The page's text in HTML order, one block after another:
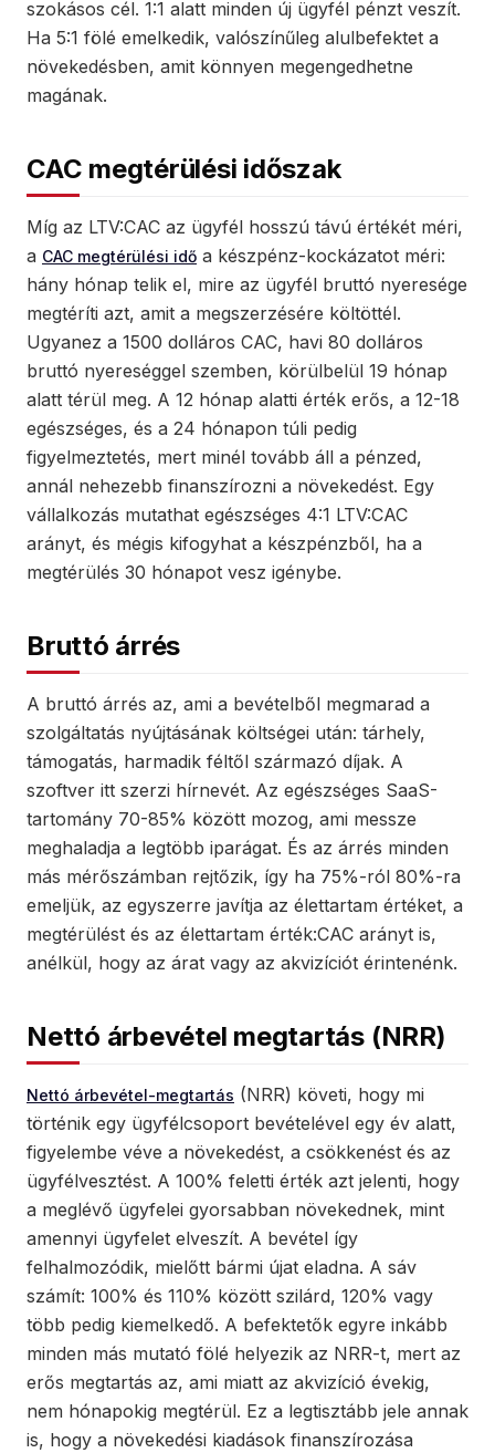
szokásos cél. 1:1 alatt minden új ügyfél pénzt veszít.
Ha 5:1 fölé emelkedik, valószínűleg alulbefektet a
növekedésben, amit könnyen megengedhetne
magának.
CAC megtérülési időszak
Míg az LTV:CAC az ügyfél hosszú távú értékét méri,
a CAC megtérülési idő a készpénz-kockázatot méri:
hány hónap telik el, mire az ügyfél bruttó nyeresége
megtéríti azt, amit a megszerzésére költöttél.
Ugyanez a 1500 dolláros CAC, havi 80 dolláros
bruttó nyereséggel szemben, körülbelül 19 hónap
alatt térül meg. A 12 hónap alatti érték erős, a 12-18
egészséges, és a 24 hónapon túli pedig
figyelmeztetés, mert minél tovább áll a pénzed,
annál nehezebb finanszírozni a növekedést. Egy
vállalkozás mutathat egészséges 4:1 LTV:CAC
arányt, és mégis kifogyhat a készpénzből, ha a
megtérülés 30 hónapot vesz igénybe.
Bruttó árrés
A bruttó árrés az, ami a bevételből megmarad a
szolgáltatás nyújtásának költségei után: tárhely,
támogatás, harmadik féltől származó díjak. A
szoftver itt szerzi hírnevét. Az egészséges SaaS-
tartomány 70-85% között mozog, ami messze
meghaladja a legtöbb iparágat. És az árrés minden
más mérőszámban rejtőzik, így ha 75%-ról 80%-ra
emeljük, az egyszerre javítja az élettartam értéket, a
megtérülést és az élettartam érték:CAC arányt is,
anélkül, hogy az árat vagy az akvizíciót érintenénk.
Nettó árbevétel megtartás (NRR)
Nettó árbevétel-megtartás (NRR) követi, hogy mi
történik egy ügyfélcsoport bevételével egy év alatt,
figyelembe véve a növekedést, a csökkenést és az
ügyfélvesztést. A 100% feletti érték azt jelenti, hogy
a meglévő ügyfelei gyorsabban növekednek, mint
amennyi ügyfelet elveszít. A bevétel így
felhalmozódik, mielőtt bármi újat eladna. A sáv
számít: 100% és 110% között szilárd, 120% vagy
több pedig kiemelkedő. A befektetők egyre inkább
minden más mutató fölé helyezik az NRR-t, mert az
erős megtartás az, ami miatt az akvizíció évekig,
nem hónapokig megtérül. Ez a legtisztább jele annak
is, hogy a növekedési kiadások finanszírozása